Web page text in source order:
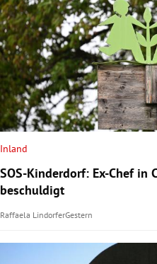
Inland
SOS-Kinderdorf: Ex-Chef in
beschuldigt
Raffaela LindorferGestern